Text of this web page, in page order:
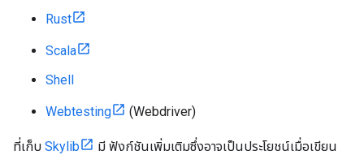
Rust
Scala
Shell
Webtesting (Webdriver)
ที่เก็บ Skylib
มี ฟังก์ชันเพิ่มเติมซึ่งอาจเป็นประโยชน์เมื่อเขียน